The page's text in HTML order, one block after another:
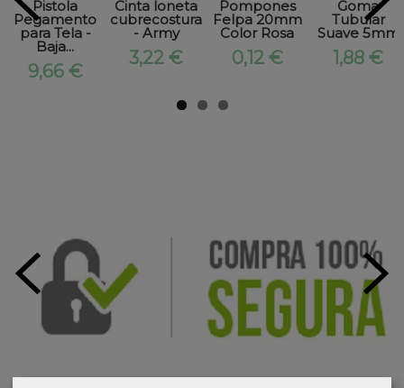
Pistola
Pegamento
para Tela -
Baja...
9,66 €
Cinta loneta
cubrecosturas
- Army
3,22 €
Pompones
Felpa 20mm
Color Rosa
0,12 €
Goma
Tubular
Suave 5mm
1,88 €